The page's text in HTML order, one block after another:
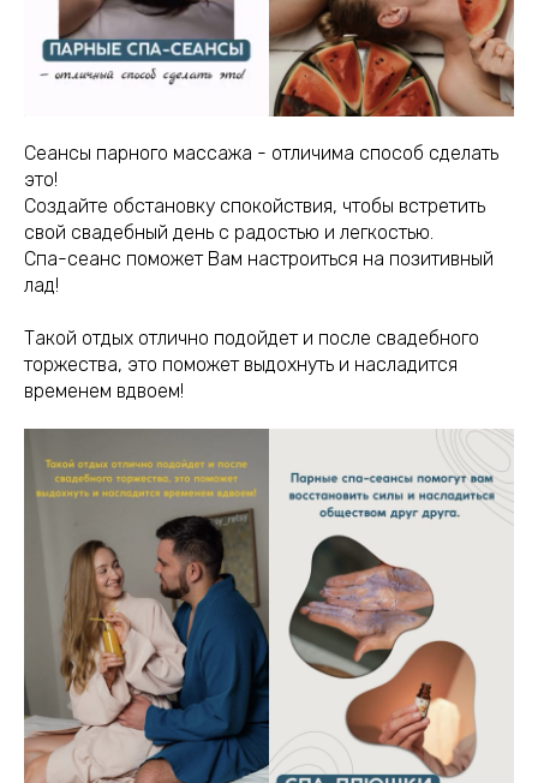
Сеансы парного массажа - отличима способ сделать
это!
Создайте обстановку спокойствия, чтобы встретить
свой свадебный день с радостью и легкостью.
Спа-сеанс поможет Вам настроиться на позитивный
лад!
Такой отдых отлично подойдет и после свадебного
торжества, это поможет выдохнуть и насладится
временем вдвоем!